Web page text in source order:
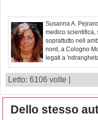
Susanna A.
medico scientifica,
soprattutto nell
nord, a Cologno
legati a
Letto: 6106 volte |
Dello stesso